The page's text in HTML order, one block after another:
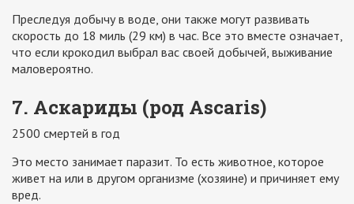
Преследуя добычу в воде, они также могут развивать
скорость до 18 миль (29 км) в час. Все это вместе означает,
что если крокодил выбрал вас своей добычей, выживание
маловероятно.
7. Аскариды (род Ascaris)
2500 смертей в год
Это место занимает паразит. То есть животное, которое
живет на или в другом организме (хозяине) и причиняет ему
вред.